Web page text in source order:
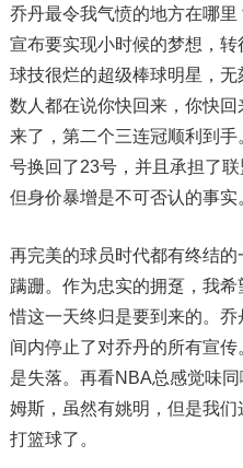
乔丹最令我气愤的地方在哪
宣布要实现小时候的梦想，
球技很烂的超级棒球明星，
数人都在说你快回来，你快
来了，第二个三连冠顺利到
号换回了23号，并且承担了
但身价暴增是不可否认的事实
再完美的球员时代都有终结
蹒跚。作为忠实的拥趸，我
惜这一天终归是要到来的。
间内停止了对乔丹的所有宣
是失落。再看NBA总感觉味
姆斯，虽然有姚明，但是我
打篮球了。